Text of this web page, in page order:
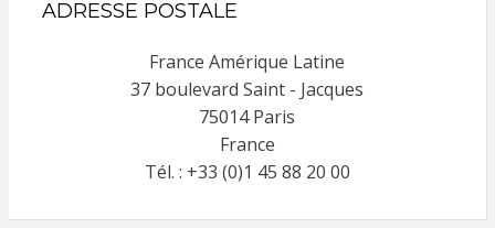
ADRESSE POSTALE
France Amérique Latine
37 boulevard Saint - Jacques
75014 Paris
France
Tél. : +33 (0)1 45 88 20 00